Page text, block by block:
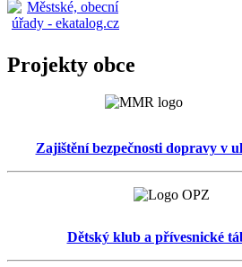
Projekty obce
Zajištění bezpečnosti dopravy v
Dětský klub a přívesnické